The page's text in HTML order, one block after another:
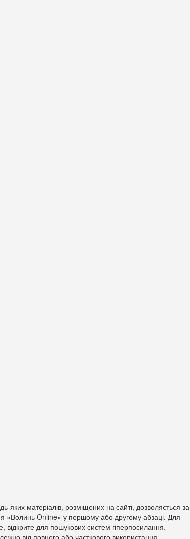
яких матеріалів, розміщених на сайті, дозволяється за
«Волинь Online» у першому або другому абзаці. Для
відкрите для пошукових систем гіперпосилання.